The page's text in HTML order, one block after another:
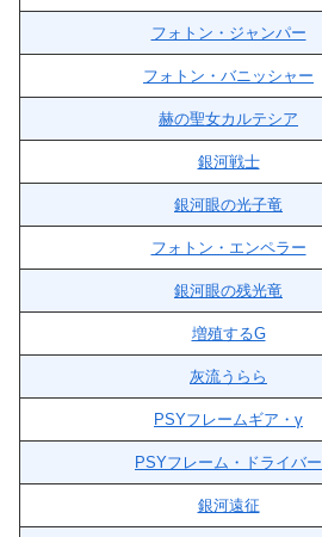
フォトン・ジャンパー
フォトン・バニッシャー
赫の聖女カルテシア
銀河戦士
銀河眼の光子竜
フォトン・エンペラー
銀河眼の残光竜
増殖するG
灰流うらら
PSYフレームギア・γ
PSYフレーム・ドライバー
銀河遠征